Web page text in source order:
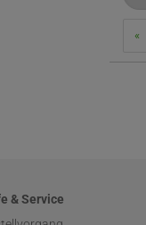
«
& Service